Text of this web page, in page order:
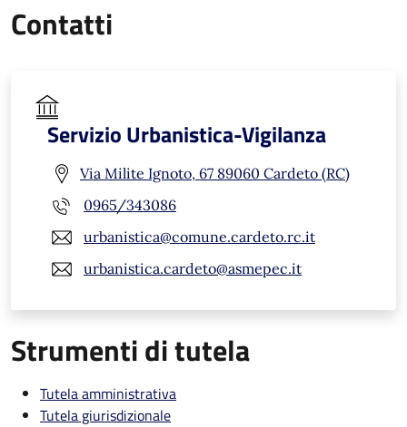
Contatti
Servizio Urbanistica-Vigilanza
Via Milite Ignoto, 67 89060 Cardeto (RC)
0965/343086
urbanistica@comune.cardeto.rc.it
urbanistica.cardeto@asmepec.it
Strumenti di tutela
Tutela amministrativa
Tutela giurisdizionale